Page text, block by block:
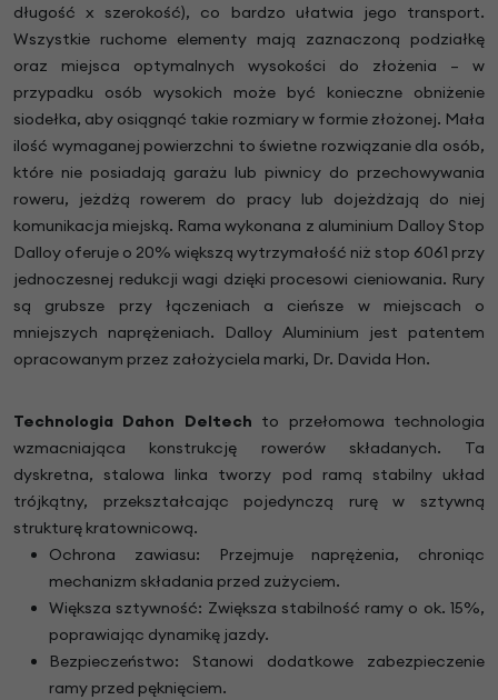
długość x szerokość), co bardzo ułatwia jego transport.
Wszystkie ruchome elementy mają zaznaczoną podziałkę
oraz miejsca optymalnych wysokości do złożenia – w
przypadku osób wysokich może być konieczne obniżenie
siodełka, aby osiągnąć takie rozmiary w formie złożonej. Mała
ilość wymaganej powierzchni to świetne rozwiązanie dla osób,
które nie posiadają garażu lub piwnicy do przechowywania
roweru, jeżdżą rowerem do pracy lub dojeżdżają do niej
komunikacja miejską. Rama wykonana z aluminium Dalloy Stop
Dalloy oferuje o 20% większą wytrzymałość niż stop 6061 przy
jednoczesnej redukcji wagi dzięki procesowi cieniowania. Rury
są grubsze przy łączeniach a cieńsze w miejscach o
mniejszych naprężeniach. Dalloy Aluminium jest patentem
opracowanym przez założyciela marki, Dr. Davida Hon.
Technologia Dahon Deltech to przełomowa technologia
wzmacniająca konstrukcję rowerów składanych. Ta
dyskretna, stalowa linka tworzy pod ramą stabilny układ
trójkątny, przekształcając pojedynczą rurę w sztywną
strukturę kratownicową.
Ochrona zawiasu: Przejmuje naprężenia, chroniąc
mechanizm składania przed zużyciem.
Większa sztywność: Zwiększa stabilność ramy o ok. 15%,
poprawiając dynamikę jazdy.
Bezpieczeństwo: Stanowi dodatkowe zabezpieczenie
ramy przed pęknięciem.